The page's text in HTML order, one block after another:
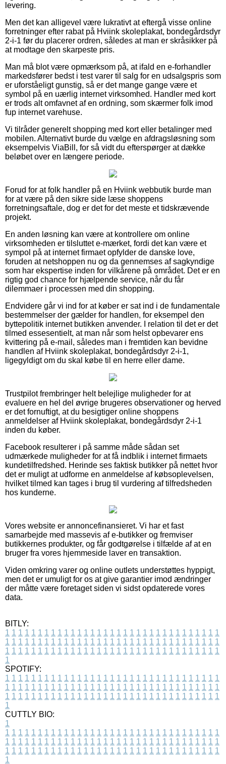
levering.
Men det kan alligevel være lukrativt at eftergå visse online
forretninger efter rabat på Hviink skoleplakat, bondegårdsdyr
2-i-1 før du placerer ordren, således at man er skråsikker på
at modtage den skarpeste pris.
Man må blot være opmærksom på, at ifald en e-forhandler
markedsfører bedst i test varer til salg for en udsalgspris som
er uforståeligt gunstig, så er det mange gange være et
symbol på en uærlig internet virksomhed. Handler med kort
er trods alt omfavnet af en ordning, som skærmer folk imod
fup internet varehuse.
Vi tilråder generelt shopping med kort eller betalinger med
mobilen. Alternativt burde du vælge en afdragsløsning som
eksempelvis ViaBill, for så vidt du efterspørger at dække
beløbet over en længere periode.
Forud for at folk handler på en Hviink webbutik burde man
for at være på den sikre side læse shoppens
forretningsaftale, dog er det for det meste et tidskrævende
projekt.
En anden løsning kan være at kontrollere om online
virksomheden er tilsluttet e-mærket, fordi det kan være et
sympol på at internet firmaet opfylder de danske love,
foruden at netshoppen nu og da gennemses af sagkyndige
som har ekspertise inden for vilkårene på området. Det er en
rigtig god chance for hjælpende service, når du får
dilemmaer i processen med din shopping.
Endvidere går vi ind for at køber er sat ind i de fundamentale
bestemmelser der gælder for handlen, for eksempel den
byttepolitik internet butikken anvender. I relation til det er det
tilmed essesentielt, at man når som helst opbevarer ens
kvittering på e-mail, således man i fremtiden kan bevidne
handlen af Hviink skoleplakat, bondegårdsdyr 2-i-1,
ligegyldigt om du skal købe til en herre eller dame.
Trustpilot frembringer helt belejlige muligheder for at
evaluere en hel del øvrige brugeres observationer og herved
er det fornuftigt, at du besigtiger online shoppens
anmeldelser af Hviink skoleplakat, bondegårdsdyr 2-i-1
inden du køber.
Facebook resulterer i på samme måde sådan set
udmærkede muligheder for at få indblik i internet firmaets
kundetilfredshed. Herinde ses faktisk butikker på nettet hvor
det er muligt at udforme en anmeldelse af købsoplevelsen,
hvilket tilmed kan tages i brug til vurdering af tilfredsheden
hos kunderne.
Vores website er annoncefinansieret. Vi har et fast
samarbejde med massevis af e-butikker og fremviser
butikkernes produkter, og får godtgørelse i tilfælde af at en
bruger fra vores hjemmeside laver en transaktion.
Viden omkring varer og online outlets understøttes hyppigt,
men det er umuligt for os at give garantier imod ændringer
der måtte være foretaget siden vi sidst opdaterede vores
data.
BITLY:
1 1 1 1 1 1 1 1 1 1 1 1 1 1 1 1 1 1 1 1 1 1 1 1 1 1 1 1 1 1 1 1 1
1 1 1 1 1 1 1 1 1 1 1 1 1 1 1 1 1 1 1 1 1 1 1 1 1 1 1 1 1 1 1 1 1
1 1 1 1 1 1 1 1 1 1 1 1 1 1 1 1 1 1 1 1 1 1 1 1 1 1 1 1 1 1 1 1 1
1
SPOTIFY:
1 1 1 1 1 1 1 1 1 1 1 1 1 1 1 1 1 1 1 1 1 1 1 1 1 1 1 1 1 1 1 1 1
1 1 1 1 1 1 1 1 1 1 1 1 1 1 1 1 1 1 1 1 1 1 1 1 1 1 1 1 1 1 1 1 1
1 1 1 1 1 1 1 1 1 1 1 1 1 1 1 1 1 1 1 1 1 1 1 1 1 1 1 1 1 1 1 1 1
1
CUTTLY BIO:
1
1 1 1 1 1 1 1 1 1 1 1 1 1 1 1 1 1 1 1 1 1 1 1 1 1 1 1 1 1 1 1 1 1
1 1 1 1 1 1 1 1 1 1 1 1 1 1 1 1 1 1 1 1 1 1 1 1 1 1 1 1 1 1 1 1 1
1 1 1 1 1 1 1 1 1 1 1 1 1 1 1 1 1 1 1 1 1 1 1 1 1 1 1 1 1 1 1 1 1
1